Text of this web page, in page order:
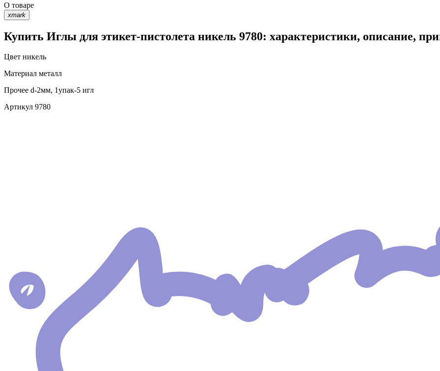
О товаре
xmark
Купить Иглы для этикет-пистолета никель 9780: характеристики, описание,
Цвет никель
Материал металл
Прочее d-2мм, 1упак-5 игл
Артикул 9780